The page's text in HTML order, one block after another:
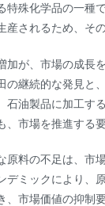
特殊化学品の一種
産されるため、そ
加が、市場の成長
の継続的な発見と
石油製品に加工す
、市場を推進する
原料の不足は、市
デミックにより、
、市場価値の抑制